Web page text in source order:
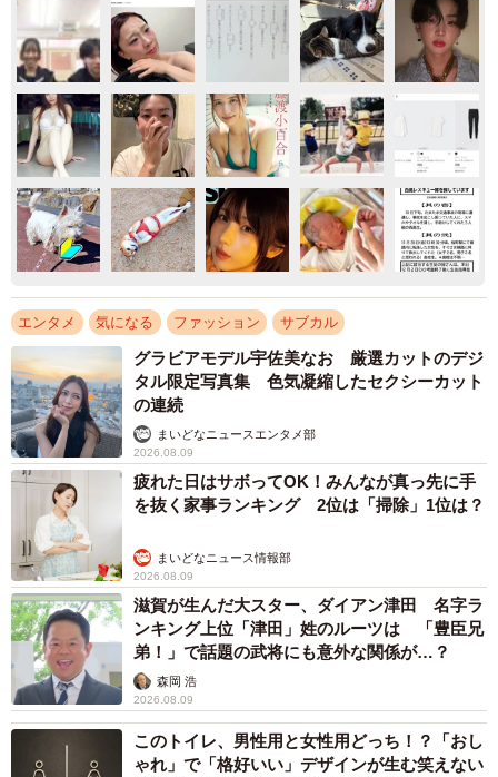
エンタメ 気になる ファッション サブカル
グラビアモデル宇佐美なお 厳選カットのデジ
タル限定写真集 色気凝縮したセクシーカット
の連続
まいどなニュースエンタメ部
2026.08.09
疲れた日はサボってOK！みんなが真っ先に手
を抜く家事ランキング 2位は「掃除」1位は？
まいどなニュース情報部
2026.08.09
滋賀が生んだ大スター、ダイアン津田 名字ラ
ンキング上位「津田」姓のルーツは 「豊臣兄
弟！」で話題の武将にも意外な関係が…？
森岡 浩
2026.08.09
このトイレ、男性用と女性用どっち！？「おし
ゃれ」で「格好いい」デザインが生む笑えない